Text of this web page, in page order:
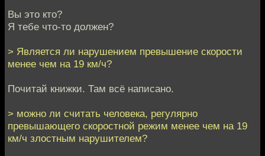
Вы это кто?
Я тебе что-то должен?
> Является ли нарушением превышение скорости
менее чем на 19 км/ч?
Почитай книжки. Там всё написано.
> можно ли считать человека, регулярно
превышающего скоростной режим менее чем на 19
км/ч злостным нарушителем?